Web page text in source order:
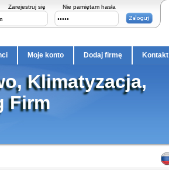
Zarejestruj się Nie pamiętam hasła
Moje konto Dodaj firmę Kontakt
Klimatyzacja,
Firm